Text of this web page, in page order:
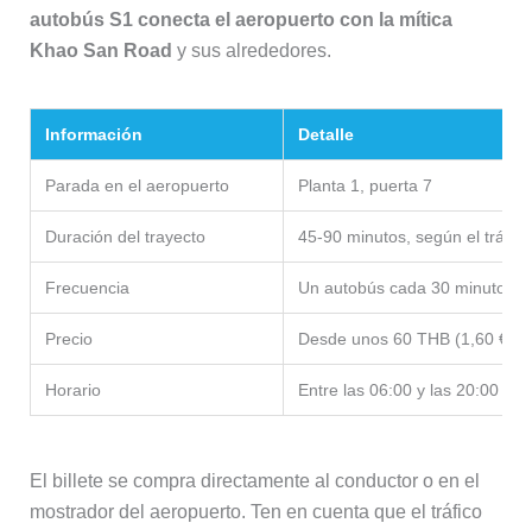
autobús S1 conecta el aeropuerto con la mítica
Khao San Road y sus alrededores.
Información Detalle
Parada en el aeropuerto Planta 1, puerta 7
Duración del trayecto 45-90 minutos, según el tráfico
Frecuencia Un autobús cada 30 minutos
Precio Desde unos 60 THB (1,60 €),
Horario Entre las 06:00 y las 20:00
El billete se compra directamente al conductor o en el
mostrador del aeropuerto. Ten en cuenta que el tráfico